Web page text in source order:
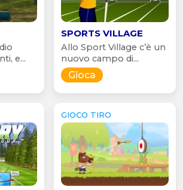
e...
SPORTS VILLAGE
Allo Sport Village c’è un
nuovo campo di...
Gioca
GIOCO TIRO